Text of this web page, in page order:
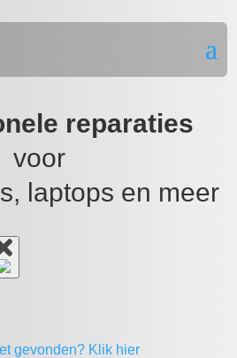
reparaties
voor
laptops en meer
gevonden? Klik hier